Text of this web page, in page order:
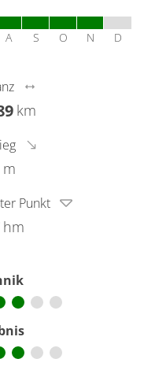
A S O N D
km
m
Punkt
hm